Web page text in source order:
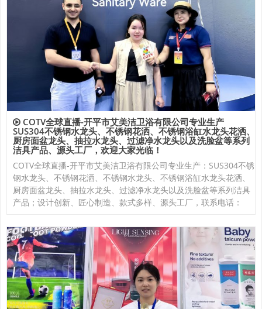
COTV全球直播-开平市艾美洁卫浴有限公司专业生产
SUS304不锈钢水龙头、不锈钢花洒、不锈钢浴缸水龙头花洒、
厨房面盆龙头、抽拉水龙头、过滤净水龙头以及洗脸盆等系列
洁具产品、源头工厂，欢迎大家光临！
COTV全球直播-开平市艾美洁卫浴有限公司专业生产：SUS304不锈
钢水龙头、不锈钢花洒、不锈钢水龙头、不锈钢浴缸水龙头花洒、
厨房面盆龙头、抽拉水龙头、过滤净水龙头以及洗脸盆等系列洁具
产品；设计创新、匠心制造、款式多样、源头工厂，联系电话：